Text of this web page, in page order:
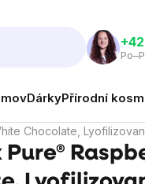
DárkyPřírodní
Chocolate,
Pure®